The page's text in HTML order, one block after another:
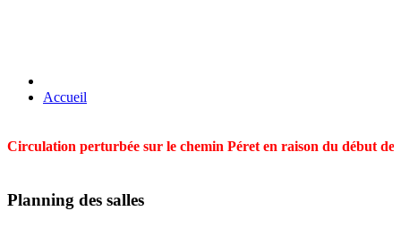
Accueil
Circulation perturbée sur le chemin Péret en raison du début
Planning des salles